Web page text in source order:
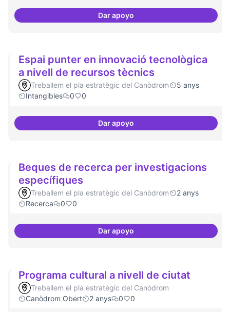
Dar apoyoRecerca i re-avaluació
Espai punter en innovació tecnològica
a nivell de recursos tècnics
Treballem el pla estratègic del Canòdrom
5 anys
Intangibles
0 0
Dar apoyoEspai punter en innovació
Beques de recerca per investigacions
específiques
Treballem el pla estratègic del Canòdrom
2 anys
Recerca
0 0
Dar apoyoBeques de recerca per
Programa cultural a nivell de ciutat
Treballem el pla estratègic del Canòdrom
Canòdrom Obert
2 anys 0 0